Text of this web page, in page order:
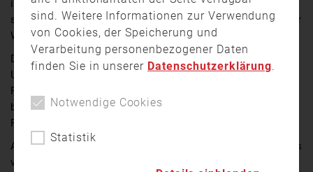
in den Seeweiher. Und auch Nürnberg hat es besonders
schwer getroffen. Einen Überblick über eine Stadt unter
Wasser.
Dramatische Szenen in der Nopitschstraße. Eine
Unterführung läuft so schnell voll, dass sich eine
Familie mit zwei Kindern gerade noch so aus dem Auto
befreien kann. Ersthelfer retten Menschen aus ihren
Fahrzeugen.
Auch an der Bahnunterführung in Steinbühl gehen Autos
völlig in den Wassermassen unter. Eine Straßenbahn
sind. Weitere Informationen zur Verwendung
von Cookies, der Speicherung und
Verarbeitung personenbezogener Daten
finden Sie in unserer Datenschutzerklärung.
Notwendige Cookies
Statistik